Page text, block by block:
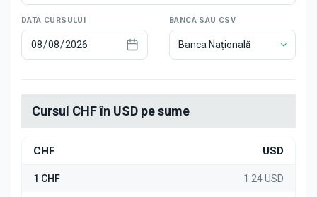
DATA CURSULUI BANCA SAU CSV
Banca Națională
Cursul CHF în USD pe sume
CHF USD
1 CHF 1.24 USD